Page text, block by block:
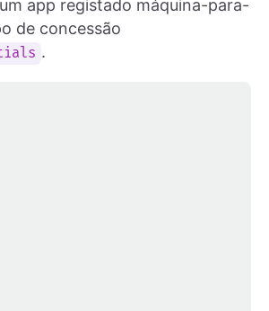
app registado máquina-para-
de concessão
.